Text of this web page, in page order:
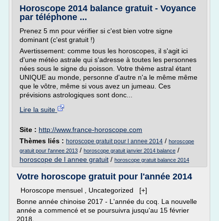
Horoscope 2014 balance gratuit - Voyance
par téléphone ...
Prenez 5 mn pour vérifier si c'est bien votre signe
dominant (c'est gratuit !)
Avertissement: comme tous les horoscopes, il s'agit ici
d'une météo astrale qui s'adresse à toutes les personnes
nées sous le signe du poisson. Votre thème astral étant
UNIQUE au monde, personne d'autre n'a le même même
que le vôtre, même si vous avez un jumeau. Ces
prévisions astrologiques sont donc...
Lire la suite
Site : http://www.france-horoscope.com
Thèmes liés : horoscope gratuit pour l annee 2014 / horoscope
gratuit pour l'annee 2013 / horoscope gratuit janvier 2014 balance /
horoscope de l annee gratuit / horoscope gratuit balance 2014
Votre horoscope gratuit pour l'année 2014
Horoscope mensuel , Uncategorized [+]
Bonne année chinoise 2017 - L'année du coq. La nouvelle
année a commencé et se poursuivra jusqu'au 15 février
2018.